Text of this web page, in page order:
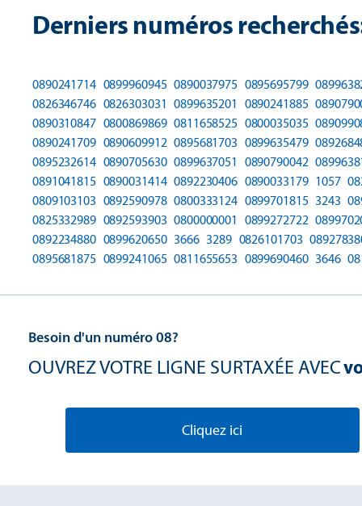
Derniers numéros
0890241714 0899960945 0890037975 0895695799
0826346746 0826303031 0899635201 0890241885
0890310847 0800869869 0811658525 0800035035
0890241709 0890609912 0895681703 0899635479
0895232614 0890705630 0899637051 0890790042
0891041815 0890031414 0892230406 0890033179 1057
0809103103 0892590978 0800333124 0899701815 3243
0825332989 0892593903 0800000001 0899272722
0892234880 0899620650 3666 3289 0826101703
0895681875 0899241065 0811655653 0899690460 3646
Besoin d'un numéro 08?
OUVREZ VOTRE LIGNE SURTAXÉE AVEC
Cliquez ici